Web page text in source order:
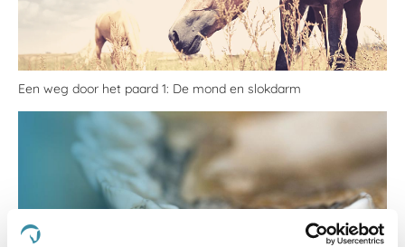
Een weg door het paard 1: De mond en slokdarm